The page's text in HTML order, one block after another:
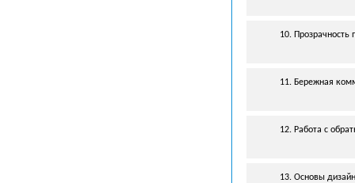
10. Прозрачность
11. Бережная
12. Работа с
13. Основы